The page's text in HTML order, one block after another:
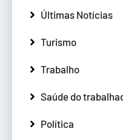
Últimas Notícias
Turismo
Trabalho
Saúde do
Política